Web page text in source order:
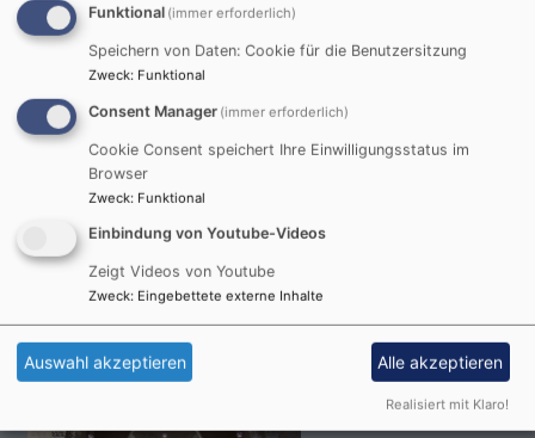
Mi, 9.9. 10:30-12 Uhr
Singkreis für Senioren
Landshut St. Pius, Pfarrheim
Do, 10.9. 16-17 Uhr
Andacht im Klinikum
Pfr. Simon
Landshut Klinikum
Funktional (immer erforderlich)
Speichern von Daten: Cookie für die Benutzersitzung
Zweck: Funktional
Consent Manager (immer erforderlich)
Cookie Consent speichert Ihre Einwilligungsstatus im
Browser
Zweck: Funktional
Einbindung von Youtube-Videos
Zeigt Videos von Youtube
Zweck: Eingebettete externe Inhalte
Auswahl akzeptieren Alle akzeptieren
Realisiert mit Klaro!